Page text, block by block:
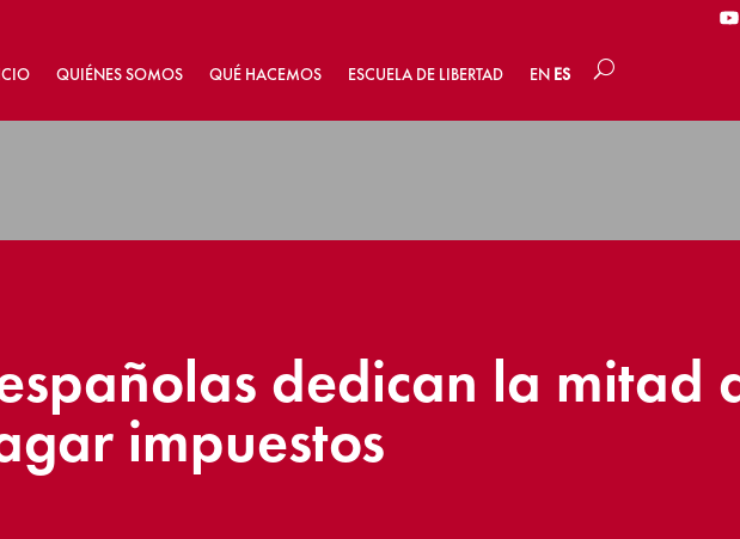
QUIÉNES SOMOS QUÉ HACEMOS ESCUELA DE LIBERTAD EN ES
dedican la mitad
impuestos